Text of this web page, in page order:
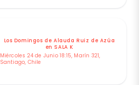
Los Domingos de Alauda Ruiz de Azúa
en SALA K
Miércoles 24 de Junio 18:15, Marín 321,
Santiago, Chile